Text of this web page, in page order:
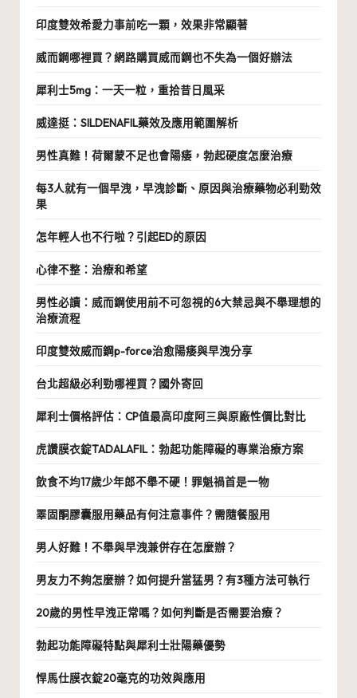
印度雙效希愛力事前吃一顆，效果非常顯著
威而鋼哪裡買？網路購買威而鋼也不失為一個好辦法
犀利士5mg：一天一粒，重拾昔日風采
威達挺：SILDENAFIL藥效及應用範圍解析
男性真難！荷爾蒙不足也會陽痿，勃起硬度怎麼治療
每3人就有一個早洩，早洩診斷、原因與治療藥物必利勁效
果
怎年輕人也不行啦？引起ED的原因
心律不整：治療和希望
男性必讀：威而鋼使用前不可忽視的6大禁忌與不舉理想的
治療流程
印度雙效威而鋼p-force治愈陽痿與早洩分享
台北超級必利勁哪裡買？國外寄回
犀利士價格評估：CP值最高印度阿三與原廠性價比對比
虎讚膜衣錠TADALAFIL：勃起功能障礙的專業治療方案
飲食不均17歲少年郎不舉不硬！罪魁禍首是一物
睪固酮膠囊服用藥品有何注意事件？需隨餐服用
男人好難！不舉與早洩兼併存在怎麼辦？
男友力不夠怎麼辦？如何提升當猛男？有3種方法可執行
20歲的男性早洩正常嗎？如何判斷是否需要治療？
勃起功能障礙特點與犀利士壯陽藥優勢
悍馬仕膜衣錠20毫克的功效與應用